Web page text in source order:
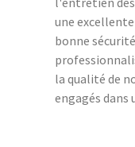
une
bonne
la qualité de
engagés dans